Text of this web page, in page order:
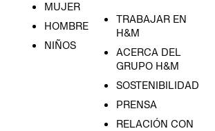
MUJER
HOMBRE
NIÑOS
TRABAJAR EN
H&M
ACERCA DEL
GRUPO H&M
SOSTENIBILIDAD
PRENSA
RELACIÓN CON